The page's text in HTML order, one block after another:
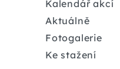
Kalendář akcí
Aktuálně
Fotogalerie
Ke stažení